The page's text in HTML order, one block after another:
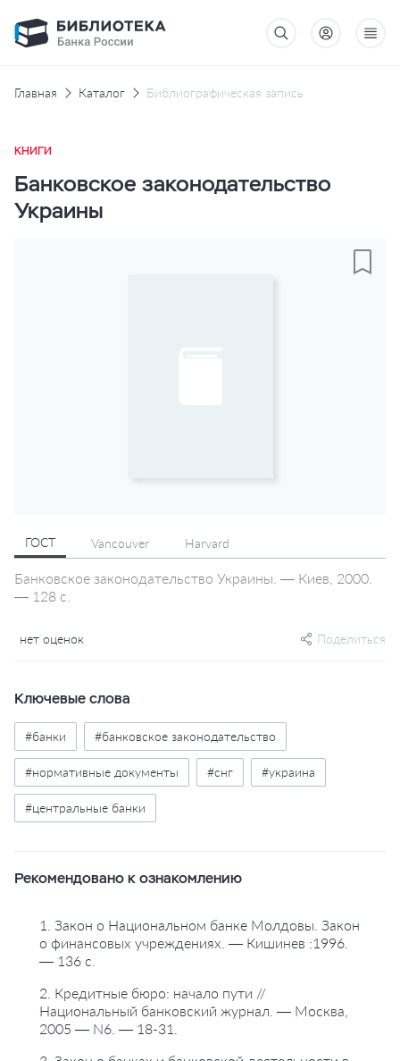
Главная Каталог Библиографическая запись
КНИГИ
Банковское законодательство
Украины
ГОСТ Vancouver Harvard
Банковское законодательство Украины. — Киев, 2000.
— 128 с.
нет оценок Поделиться
Ключевые слова
#банки #банковское законодательство
#нормативные документы #снг #украина
#центральные банки
Рекомендовано к ознакомлению
1. Закон о Национальном банке Молдовы. Закон
о финансовых учреждениях. — Кишинев :1996.
— 136 с.
2. Кредитные бюро: начало пути //
Национальный банковский журнал. — Москва,
2005 — N6. — 18-31.